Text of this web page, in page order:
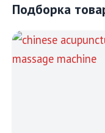
Подборка